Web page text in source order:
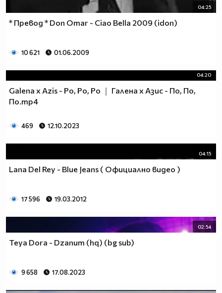
04:25
* Превод * Don Omar - Ciao Bella 2009 (idon)
10 621 01.06.2009
04:20
Galena х Azis - Pо, Pо, Pо ｜ Галена х Азис - По, По,
По.mp4
469 12.10.2023
04:15
Lana Del Rey - Blue Jeans ( Официално видео )
17 596 19.03.2012
02:54
Teya Dora - Dzanum (hq) (bg sub)
9 658 17.08.2023